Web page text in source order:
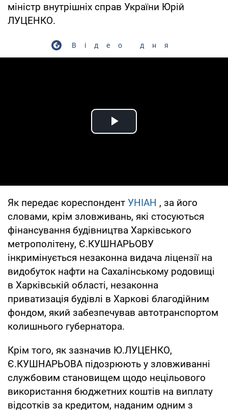
міністр внутрішніх справ України Юрій
ЛУЦЕНКО.
Відео дня
Play Video
Як передає кореспондент УНІАН , за його
словами, крім зловживань, які стосуються
фінансування будівництва Харківського
метрополітену, Є.КУШНАРЬОВУ
інкримінується незаконна видача ліцензії на
видобуток нафти на Сахалінському родовищі
в Харківській області, незаконна
приватизація будівлі в Харкові благодійним
фондом, який забезпечував автотранспортом
колишнього губернатора.
Крім того, як зазначив Ю.ЛУЦЕНКО,
Є.КУШНАРЬОВА підозрюють у зловживанні
службовим становищем щодо нецільового
використання бюджетних коштів на виплату
відсотків за кредитом, наданим одним з